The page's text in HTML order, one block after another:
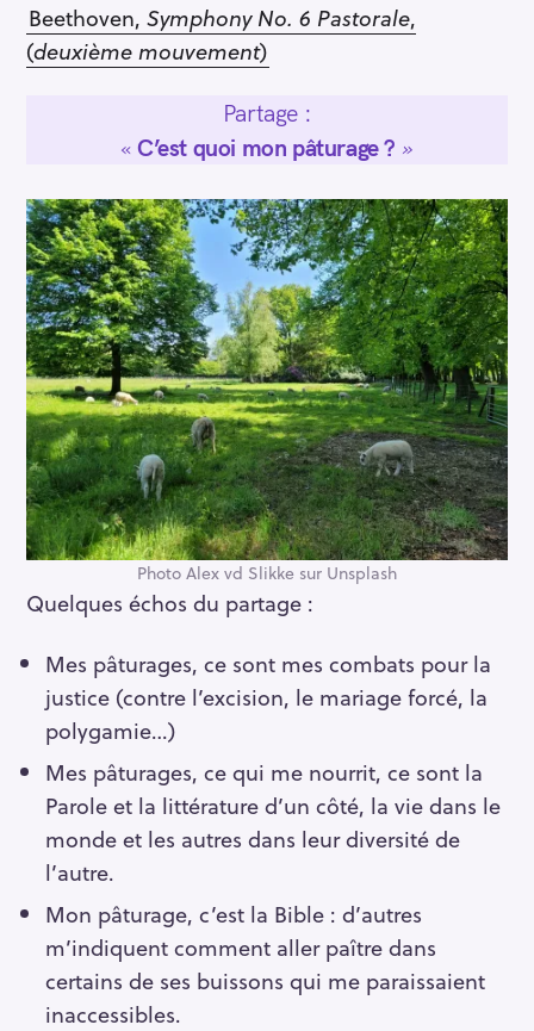
Beethoven, Symphony No. 6 Pastorale,
(deuxième mouvement)
Partage :
«C’est quoi mon pâturage ? »
Photo Alex vd Slikke sur Unsplash
Quelques échos du partage :
Mes pâturages, ce sont mes combats pour la
justice (contre l’excision, le mariage forcé, la
polygamie…)
Mes pâturages, ce qui me nourrit, ce sont la
Parole et la littérature d’un côté, la vie dans le
monde et les autres dans leur diversité de
l’autre.
Mon pâturage, c’est la Bible : d’autres
m’indiquent comment aller paître dans
certains de ses buissons qui me paraissaient
inaccessibles.